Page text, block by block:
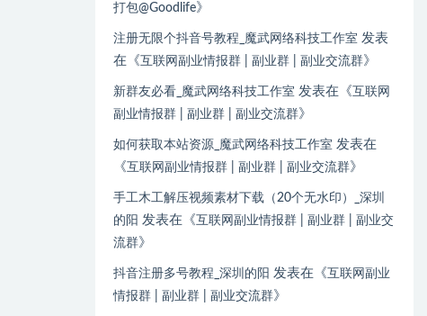
打包@Goodlife》
注册无限个抖音号教程_魔武网络科技工作室 发表
在《互联网副业情报群 | 副业群 | 副业交流群》
新群友必看_魔武网络科技工作室 发表在《互联网
副业情报群 | 副业群 | 副业交流群》
如何获取本站资源_魔武网络科技工作室 发表在
《互联网副业情报群 | 副业群 | 副业交流群》
手工木工解压视频素材下载（20个无水印）_深圳
的阳 发表在《互联网副业情报群 | 副业群 | 副业交
流群》
抖音注册多号教程_深圳的阳 发表在《互联网副业
情报群 | 副业群 | 副业交流群》